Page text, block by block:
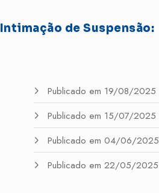
Intimação de Suspensão:
Publicado em 19/08/2025
Publicado em 15/07/2025
Publicado em 04/06/2025
Publicado em 22/05/2025